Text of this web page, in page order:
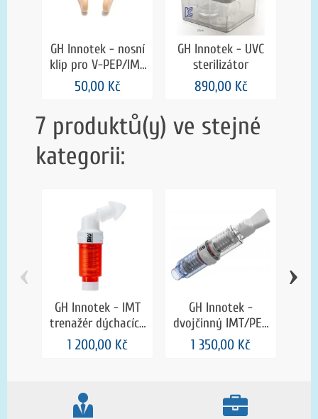
GH Innotek - nosní
klip pro V-PEP/IMT
a S-IMT
50,00 Kč
GH Innotek - UVC
sterilizátor
890,00 Kč
7 produktů(y) ve stejné
kategorii:
GH Innotek - IMT
trenažér dýchacích
svalů - red
1 200,00 Kč
GH Innotek -
dvojčinný IMT/PEP
pro trénink
dýchacích svalů
1 350,00 Kč
‹ ›